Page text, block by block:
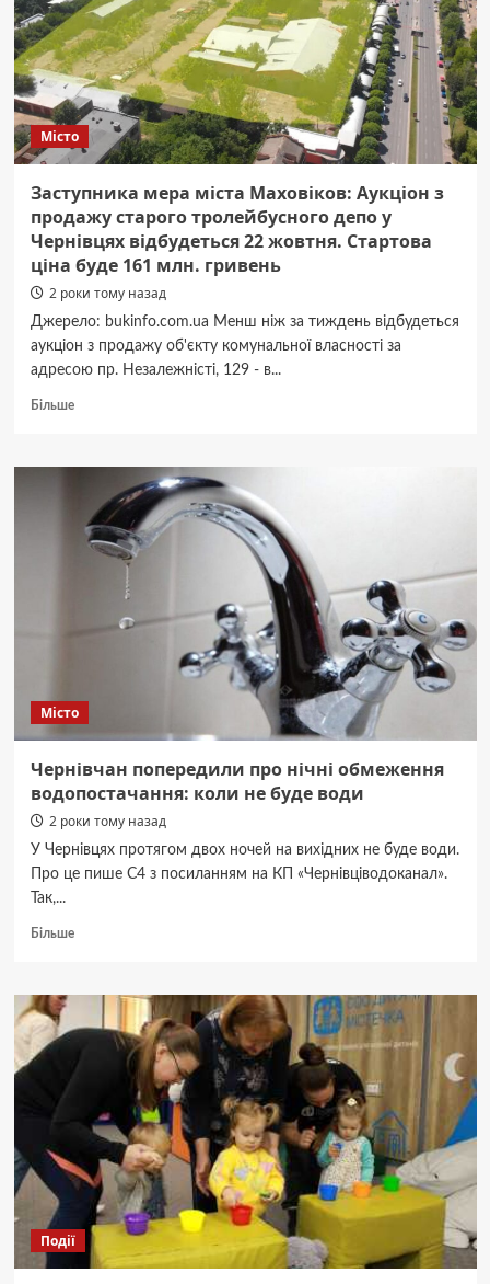
опублікували
перший
план
миру
Місто
Заступника мера міста Маховіков: Аукціон з
продажу старого тролейбусного депо у
Чернівцях відбудеться 22 жовтня. Стартова
ціна буде 161 млн. гривень
2 роки тому назад
Джерело: bukinfo.com.ua Менш ніж за тиждень відбудеться
аукціон з продажу об'єкту комунальної власності за
адресою пр. Незалежністі, 129 - в...
БільшеДокладніше
мера
Маховіков:
Аукціон
продажу
22
жовтня.
ціна
буде
161
гривень
Місто
Чернівчан попередили про нічні обмеження
водопостачання: коли не буде води
2 роки тому назад
У Чернівцях протягом двох ночей на вихідних не буде води.
Про це пише С4 з посиланням на КП «Чернівціводоканал».
Так,...
БільшеДокладніше
попередили
нічні
обмеження
водопостачання:
буде
води
Події